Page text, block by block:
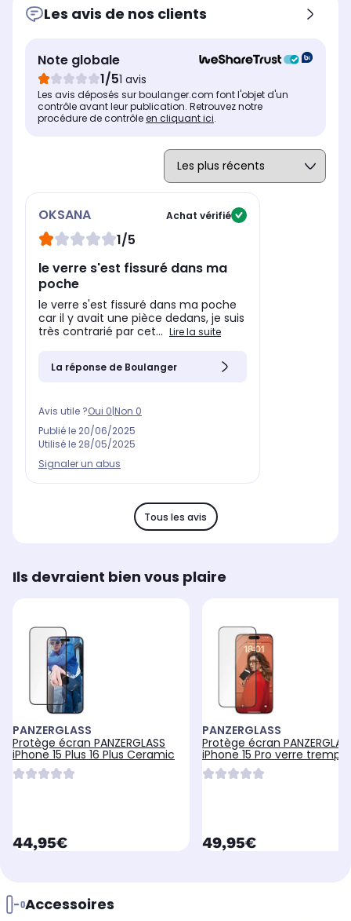
Les avis de nos clients
Note globale
1/51 avis
Les avis déposés sur boulanger.com font l'objet d'un
contrôle avant leur publication. Retrouvez notre
procédure de contrôleen cliquant ici.
OKSANA Achat vérifié
1/5
le verre s'est fissuré dans ma
poche
le verre s'est fissuré dans ma poche
car il y avait une pièce dedans, je suis
très contrarié par cet... Lire la suite
La réponse de Boulanger
Avis utile ?Oui 0 Non 0
Publié le 20/06/2025
Utilisé le 28/05/2025
Signaler un abus
Tous les avis
Ils devraient bien vous plaire
PANZERGLASS
Protège écran PANZERGLASS
iPhone 15 Plus 16 Plus Ceramic
currentPrice
44,95€
PANZERGLASS
Protège écran
iPhone 15 Pro verre trempé
Ceramic
currentPrice
49,95€
Accessoires